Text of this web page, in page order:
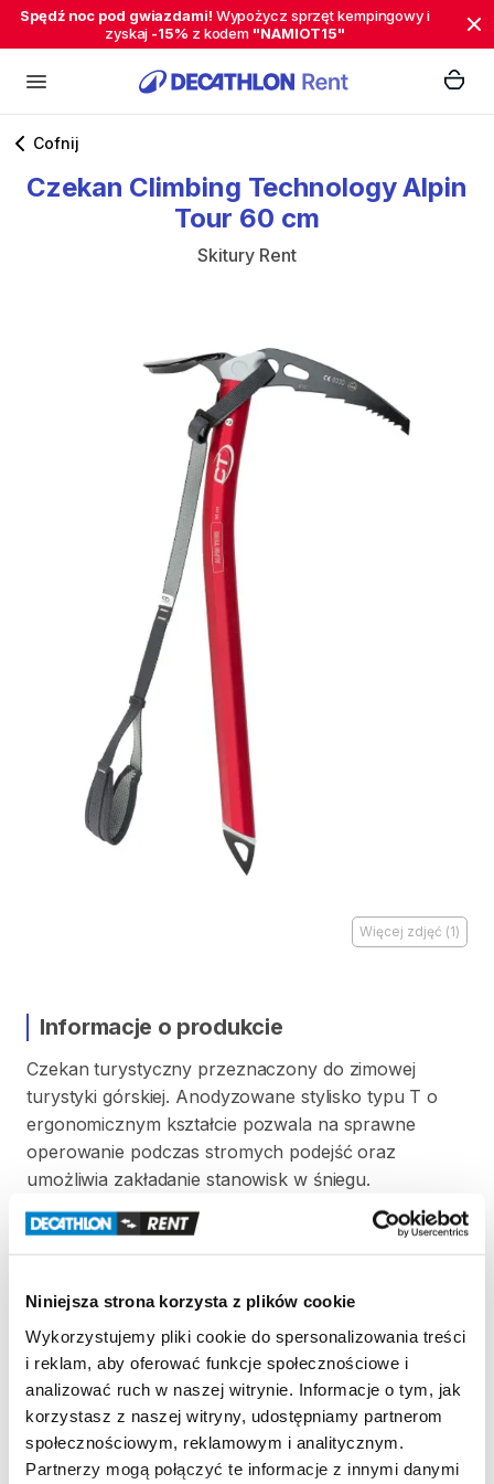
Niniejsza strona korzysta z plików cookie
Wykorzystujemy pliki cookie do spersonalizowania treści
i reklam, aby oferować funkcje społecznościowe i
analizować ruch w naszej witrynie. Informacje o tym, jak
korzystasz z naszej witryny, udostępniamy partnerom
społecznościowym, reklamowym i analitycznym.
Partnerzy mogą połączyć te informacje z innymi danymi
Spędź noc pod gwiazdami! Wypożycz sprzęt kempingowy i
zyskaj -15% z kodem "NAMIOT15"
Cofnij
Czekan Climbing Technology Alpin
Tour 60 cm
Skitury Rent
Więcej zdjęć (1)
Informacje o produkcie
Czekan turystyczny przeznaczony do zimowej
turystyki górskiej. Anodyzowane stylisko typu T o
ergonomicznym kształcie pozwala na sprawne
operowanie podczas stromych podejść oraz
umożliwia zakładanie stanowisk w śniegu.
Zakończony ostrym grotem składająca się
łopatki służącej do wykopywania oraz
ostrza
z ząbkami wykonane z hartowanej stali.
Zasady wypożyczenia
REGULAMIN
Ten sprzęt sportowy wypożyczany jest przez
wypożyczalnię partnerską. Zapoznaj się z jej